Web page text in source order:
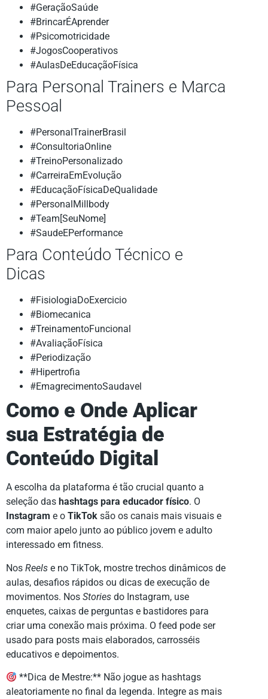
#GeraçãoSaúde
#BrincarÉAprender
#Psicomotricidade
#JogosCooperativos
#AulasDeEducaçãoFísica
Para Personal Trainers e Marca
Pessoal
#PersonalTrainerBrasil
#ConsultoriaOnline
#TreinoPersonalizado
#CarreiraEmEvolução
#EducaçãoFísicaDeQualidade
#PersonalMillbody
#Team[SeuNome]
#SaudeEPerformance
Para Conteúdo Técnico e
Dicas
#FisiologiaDoExercicio
#Biomecanica
#TreinamentoFuncional
#AvaliaçãoFísica
#Periodização
#Hipertrofia
#EmagrecimentoSaudavel
Como e Onde Aplicar
sua Estratégia de
Conteúdo Digital
A escolha da plataforma é tão crucial quanto a
seleção das hashtags para educador físico. O
Instagram e o TikTok são os canais mais visuais e
com maior apelo junto ao público jovem e adulto
interessado em fitness.
Nos Reels e no TikTok, mostre trechos dinâmicos de
aulas, desafios rápidos ou dicas de execução de
movimentos. Nos Stories do Instagram, use
enquetes, caixas de perguntas e bastidores para
criar uma conexão mais próxima. O feed pode ser
usado para posts mais elaborados, carrosséis
educativos e depoimentos.
**Dica de Mestre:** Não jogue as hashtags
aleatoriamente no final da legenda. Integre as mais